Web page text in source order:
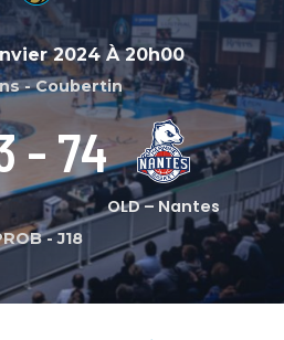
2024À 20h00
- Coubertin
- 74
OLD – Nantes
-J18